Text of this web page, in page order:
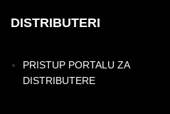
DISTRIBUTERI
PRISTUP PORTALU ZA
DISTRIBUTERE